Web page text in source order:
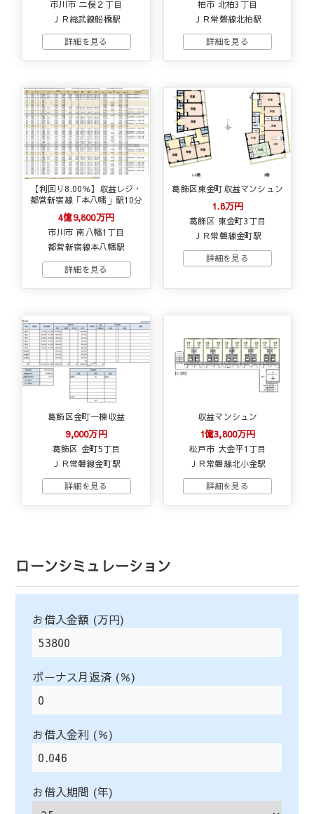
市川市 二俣２丁目
ＪＲ総武線船橋駅
柏市 北柏3丁目
ＪＲ常磐線北柏駅
【利回り8.00％】収益レジ・
都営新宿線「本八幡」駅10分
4億9,800万円
市川市 南八幡1丁目
都営新宿線本八幡駅
葛飾区東金町収益マンシュン
1.8万円
葛飾区 東金町3丁目
ＪＲ常磐線金町駅
葛飾区金町一棟収益
9,000万円
葛飾区 金町5丁目
ＪＲ常磐線金町駅
収益マンシュン
1億3,800万円
松戸市 大金平1丁目
ＪＲ常磐線北小金駅
ローンシミュレーション
お借入金額 (万円)
ボーナス月返済 (％)
お借入金利 (％)
お借入期間 (年)